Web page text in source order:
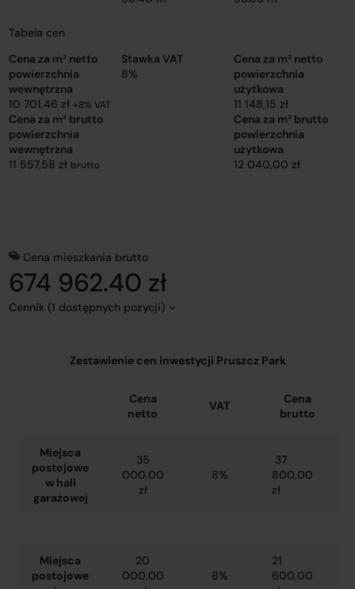
Tabela cen
Cena za m² netto
powierzchnia
wewnętrzna
10 701,46 zł+8% VAT
Stawka VAT
8%
Cena za m² netto
powierzchnia
użytkowa
11 148,15 zł
Cena za m² brutto
powierzchnia
wewnętrzna
11 557,58 zł brutto
Cena za m² brutto
powierzchnia
użytkowa
12 040,00 zł
Cena mieszkania brutto
674 962.40 zł
Cennik (1 dostępnych pozycji)
Zestawienie cen inwestycji Pruszcz Park
Cena
netto
VAT
Cena
brutto
Miejsca
postojowe
w hali
garażowej
35
000,00
zł
8%
37
800,00
zł
Miejsca
postojowe
20
000,00
8%
21
600,00